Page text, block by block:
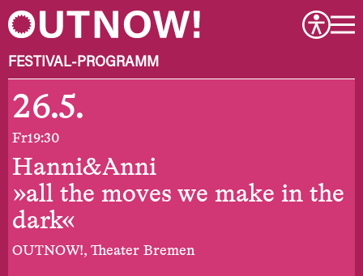
FESTIVAL-PROGRAMM
26.5.
Fr19:30
Hanni&Anni
»all the moves we make in the
dark«
OUTNOW!, Theater Bremen